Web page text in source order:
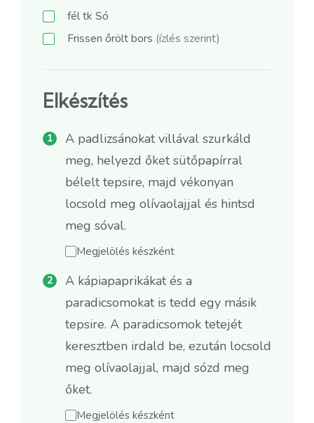
féltk Só
Frissen őrölt bors (ízlés szerint)
Elkészítés
A padlizsánokat villával szurkáld
meg, helyezd őket sütőpapírral
bélelt tepsire, majd vékonyan
locsold meg olívaolajjal és hintsd
meg sóval.
Megjelölés készként
A kápiapaprikákat és a
paradicsomokat is tedd egy másik
tepsire. A paradicsomok tetejét
keresztben irdald be, ezután locsold
meg olívaolajjal, majd sózd meg
őket.
Megjelölés készként